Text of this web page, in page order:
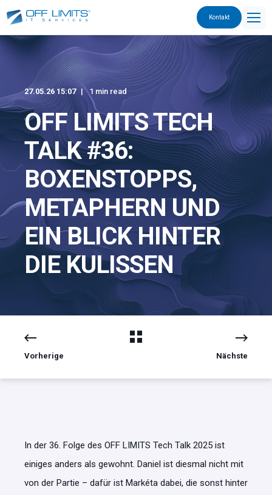
Kontakt
27.05.26 15:07 1 min read
OFF LIMITS TECH
TALK #36:
BOXENSTOPPS,
METAPHERN UND
EIN BLICK HINTER
DIE KULISSEN
Vorherige Nächste
In der 36. Folge des OFF LIMITS Tech Talk 2025 ist
einiges anders als gewohnt. Daniel ist diesmal nicht mit
von der Partie – dafür ist Markéta dabei, die sonst hinter